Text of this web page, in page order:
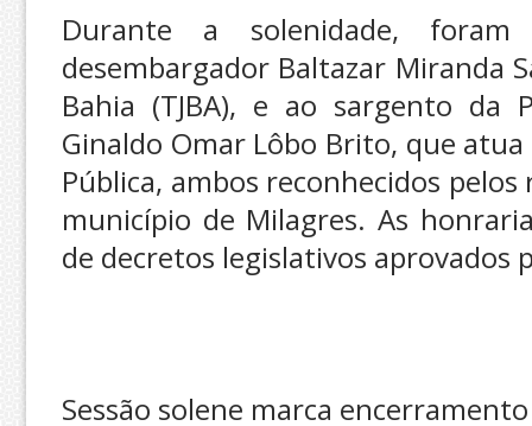
Durante a solenidade, foram
desembargador Baltazar Miranda
Bahia (TJBA), e ao sargento da
Ginaldo Omar Lôbo Brito, que
Pública, ambos reconhecidos
município de Milagres. As
de decretos legislativos aprovados
Sessão solene marca